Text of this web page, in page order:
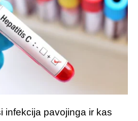
infekcija pavojinga ir kas